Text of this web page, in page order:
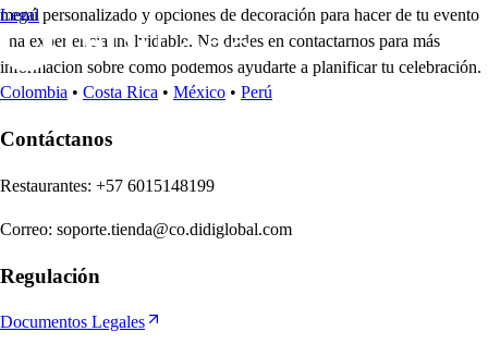
menú personalizado y opciones de decoración para hacer de tu evento
una experiencia inolvidable. No dudes en contactarnos para más
información sobre cómo podemos ayudarte a planificar tu celebración.
Legal
Colombia • Costa Rica • México • Perú
Contáctanos
Restaurantes: +57 6015148199
Correo: soporte.tienda@co.didiglobal.com
Regulación
Documentos Legales